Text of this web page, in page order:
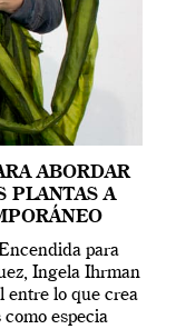
ABORDAR
PLANTAS A
para
Ingela Ihrman
entre lo que crea
especia